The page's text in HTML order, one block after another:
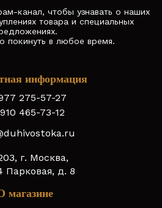
канал, чтобы узнавать о наших
товара и специальных
покинуть в любое время.
информация
275-57-27
465-73-12
г. Москва,
Парковая, д. 8
магазине